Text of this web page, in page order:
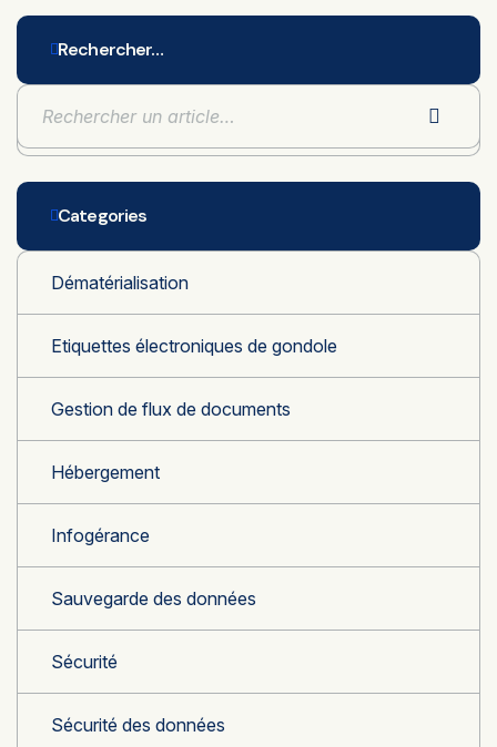
Rechercher…
Categories
Dématérialisation
Etiquettes électroniques de gondole
Gestion de flux de documents
Hébergement
Infogérance
Sauvegarde des données
Sécurité
Sécurité des données